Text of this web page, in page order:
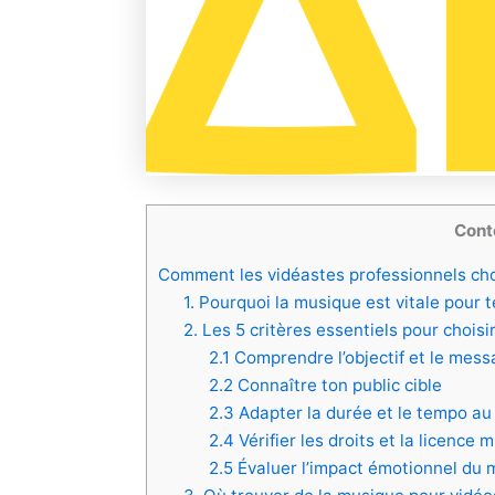
Comment les vidéastes professionnels
1. Pourquoi la musique est vitale pour
2. Les 5 critères essentiels pour
2.1 Comprendre l’objectif et le
2.2 Connaître ton public cible
2.3 Adapter la durée et le tempo
2.4 Vérifier les droits et la licence
2.5 Évaluer l’impact émotionnel du